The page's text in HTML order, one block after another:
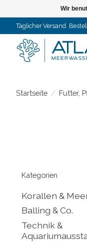
Täglicher Versand.
Startseite / Futter,
Kategorien
Korallen &
Balling & Co.
Technik &
Wir